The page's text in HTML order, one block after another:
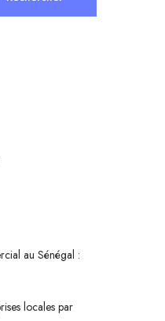
au Sénégal :
locales par